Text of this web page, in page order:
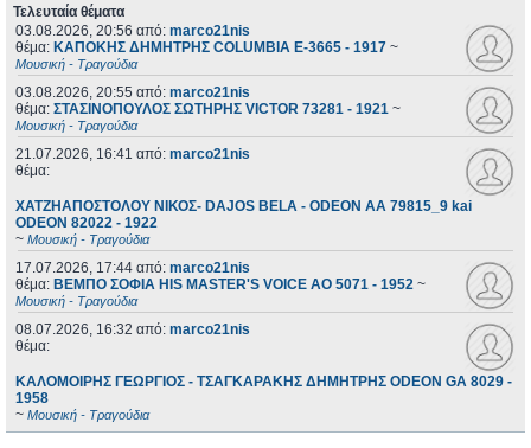
Τελευταία θέματα
03.08.2026, 20:56 από: marco21nis
θέμα: ΚΑΠΟΚΗΣ ΔΗΜΗΤΡΗΣ COLUMBIA E-3665 - 1917 ~
Μουσική - Τραγούδια
03.08.2026, 20:55 από: marco21nis
θέμα: ΣΤΑΣΙΝΟΠΟΥΛΟΣ ΣΩΤΗΡΗΣ VICTOR 73281 - 1921 ~
Μουσική - Τραγούδια
21.07.2026, 16:41 από: marco21nis
θέμα:
ΧΑΤΖΗΑΠΟΣΤΟΛΟΥ ΝΙΚΟΣ- DAJOS BELA - ODEON AA 79815_9 kai
ODEON 82022 - 1922
~ Μουσική - Τραγούδια
17.07.2026, 17:44 από: marco21nis
θέμα: ΒΕΜΠΟ ΣΟΦΙΑ HIS MASTER'S VOICE AO 5071 - 1952 ~
Μουσική - Τραγούδια
08.07.2026, 16:32 από: marco21nis
θέμα:
ΚΑΛΟΜΟΙΡΗΣ ΓΕΩΡΓΙΟΣ - ΤΣΑΓΚΑΡΑΚΗΣ ΔΗΜΗΤΡΗΣ ODEON GA 8029 -
1958
~ Μουσική - Τραγούδια